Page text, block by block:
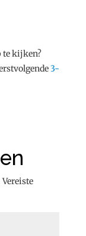
te kijken?
3-
Vereiste